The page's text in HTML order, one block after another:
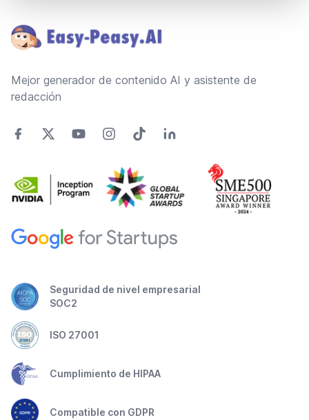
Mejor generador de contenido AI y asistente de
redacción
Seguridad de nivel empresarial
SOC2
ISO 27001
Cumplimiento de HIPAA
Compatible con GDPR